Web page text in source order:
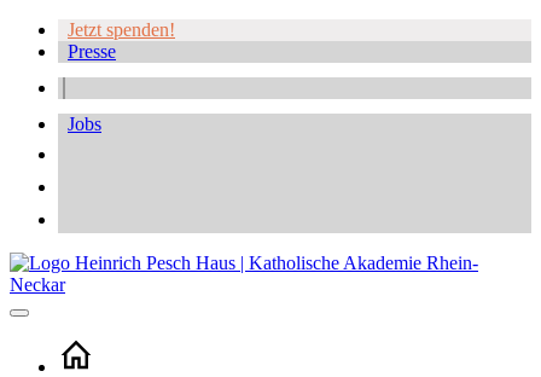
Jetzt spenden!
Presse
Jobs